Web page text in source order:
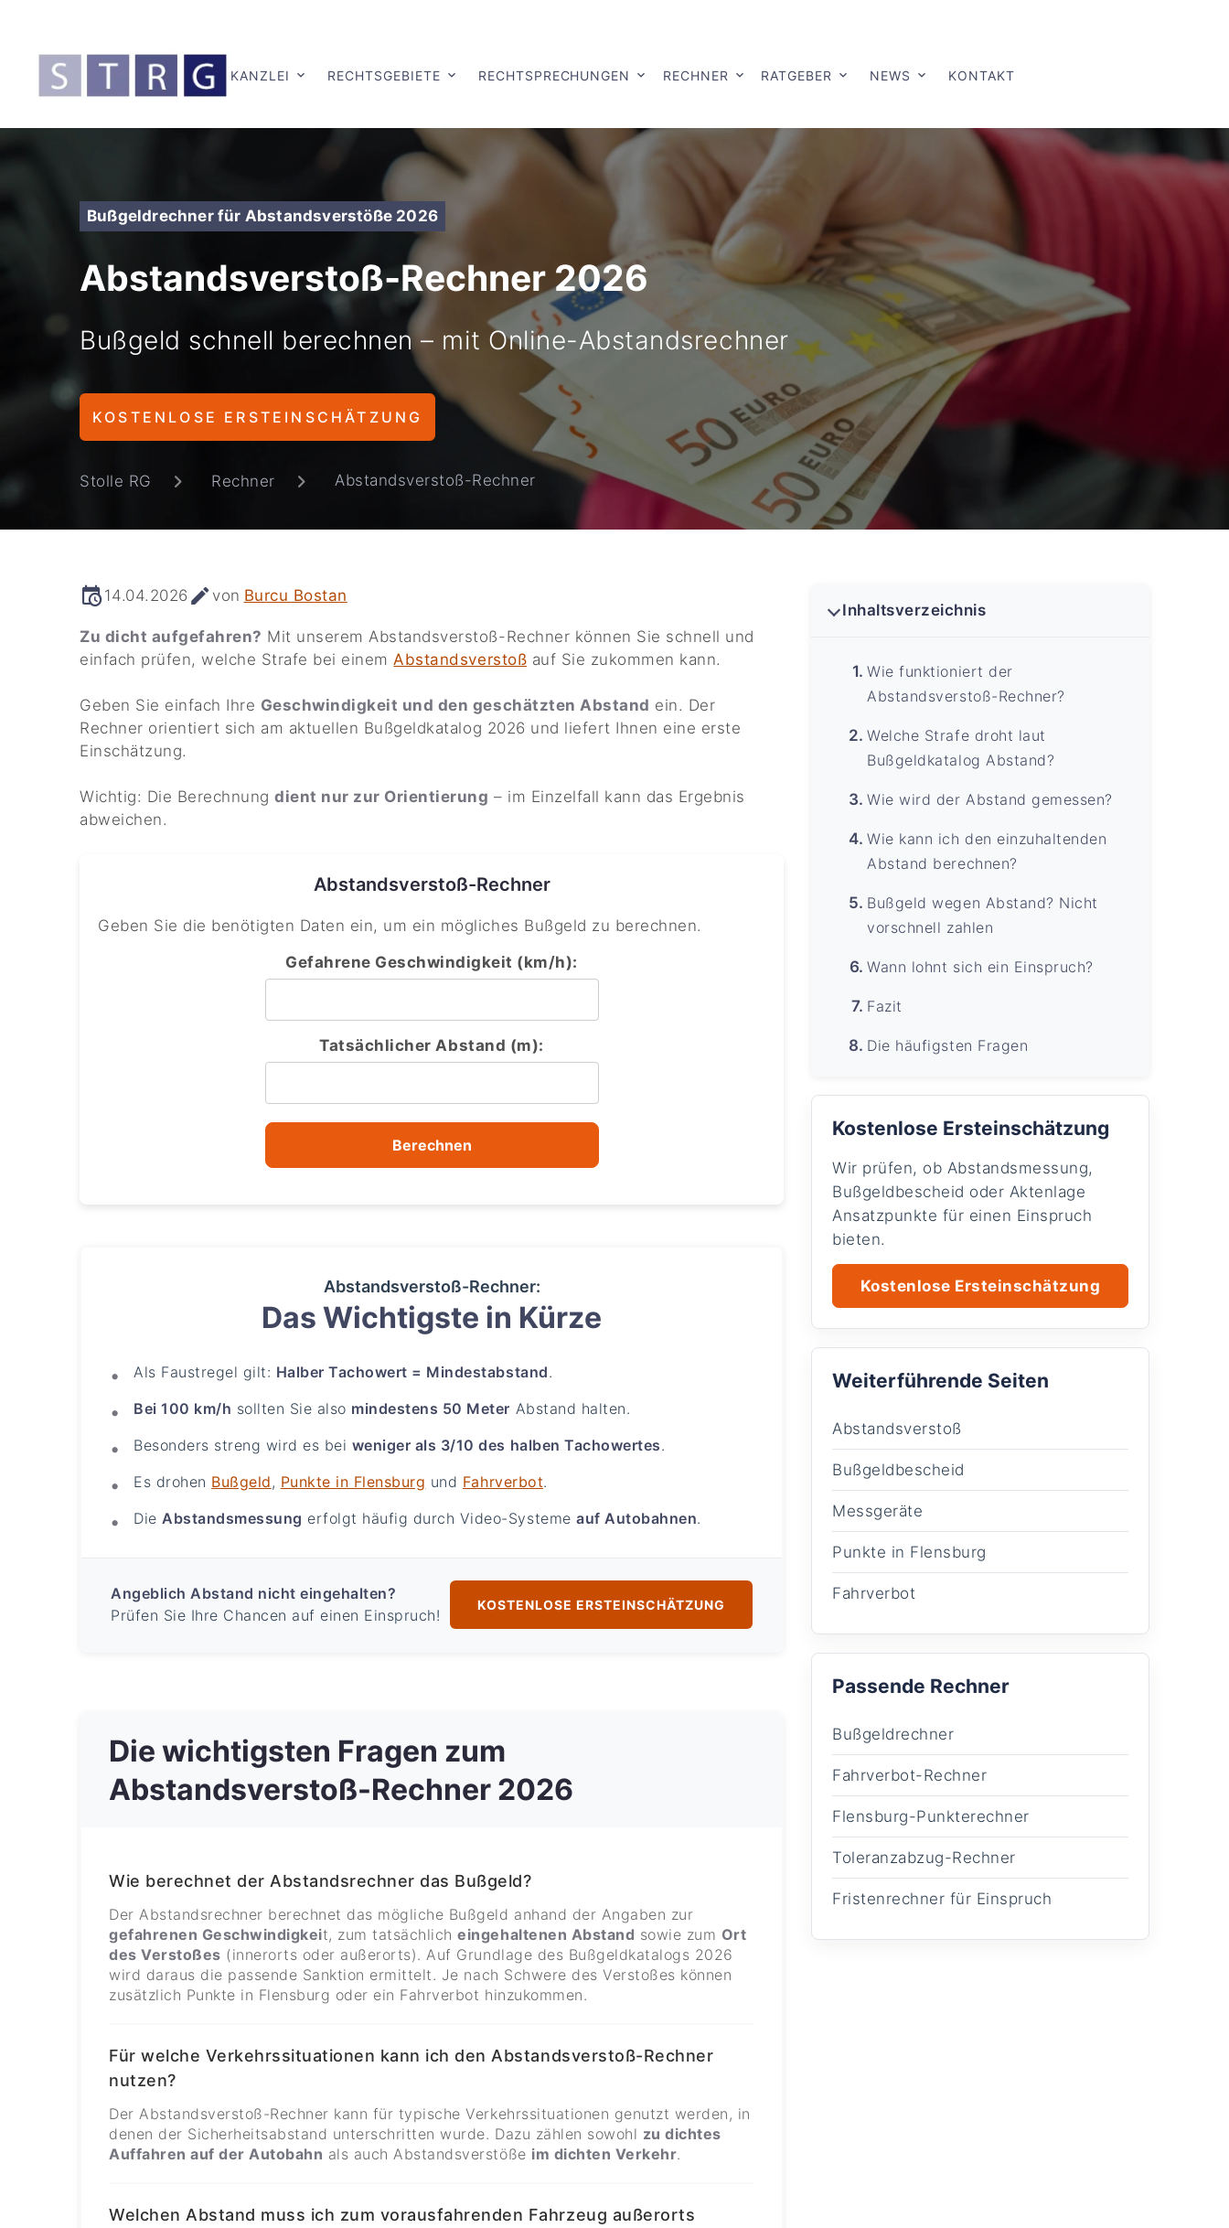
KANZLEI RECHTSGEBIETE RECHTSPRECHUNGEN RECHNER RATGEBER NEWS KONTAKT
Bußgeldrechner für Abstandsverstöße 2026
Abstandsverstoß-Rechner 2026
Bußgeld schnell berechnen – mit Online-Abstandsrechner
KOSTENLOSE ERSTEINSCHÄTZUNG
Stolle RG Rechner Abstandsverstoß-Rechner
14.04.2026 von Burcu Bostan
Zu dicht aufgefahren? Mit unserem Abstandsverstoß-Rechner können Sie schnell und
einfach prüfen, welche Strafe bei einem Abstandsverstoß auf Sie zukommen kann.
Geben Sie einfach Ihre Geschwindigkeit und den geschätzten Abstand ein. Der
Rechner orientiert sich am aktuellen Bußgeldkatalog 2026 und liefert Ihnen eine erste
Einschätzung.
Wichtig: Die Berechnungdient nur zur Orientierung – im Einzelfall kann das Ergebnis
abweichen.
Abstandsverstoß-Rechner
Geben Sie die benötigten Daten ein, um ein mögliches Bußgeld zu berechnen.
Gefahrene Geschwindigkeit (km/h):
Tatsächlicher Abstand (m):
Berechnen
Abstandsverstoß-Rechner:
Das Wichtigste in Kürze
Als Faustregel gilt: Halber Tachowert = Mindestabstand.
Bei 100 km/h sollten Sie also mindestens 50 Meter Abstand halten.
Besonders streng wird es bei weniger als 3/10 des halben Tachowertes.
Es drohen Bußgeld , Punkte in Flensburg und Fahrverbot.
Die Abstandsmessung erfolgt häufig durch Video-Systemeauf Autobahnen.
Angeblich Abstand nicht eingehalten?
Prüfen Sie Ihre Chancen auf einen Einspruch!
KOSTENLOSE ERSTEINSCHÄTZUNG
Die wichtigsten Fragen zum
Abstandsverstoß-Rechner 2026
Wie berechnet der Abstandsrechner das Bußgeld?
Der Abstandsrechner berechnet das mögliche Bußgeld anhand der Angaben zur
gefahrenen Geschwindigkeit, zum tatsächlicheingehaltenen Abstand sowie zum Ort
des Verstoßes (innerorts oder außerorts). Auf Grundlage des Bußgeldkatalogs 2026
wird daraus die passende Sanktion ermittelt. Je nach Schwere des Verstoßes können
zusätzlich Punkte in Flensburg oder ein Fahrverbot hinzukommen.
Für welche Verkehrssituationen kann ich den Abstandsverstoß-Rechner
nutzen?
Der Abstandsverstoß-Rechner kann für typische Verkehrssituationen genutzt werden, in
denen der Sicherheitsabstand unterschritten wurde. Dazu zählen sowohl zu dichtes
Auffahren auf der Autobahn als auch Abstandsverstöße im dichten Verkehr.
Welchen Abstand muss ich zum vorausfahrenden Fahrzeug außerorts
Inhaltsverzeichnis
Wie funktioniert der
Abstandsverstoß-Rechner?
Welche Strafe droht laut
Bußgeldkatalog Abstand?
Wie wird der Abstand gemessen?
Wie kann ich den einzuhaltenden
Abstand berechnen?
Bußgeld wegen Abstand? Nicht
vorschnell zahlen
Wann lohnt sich ein Einspruch?
Fazit
Die häufigsten Fragen
Kostenlose Ersteinschätzung
Wir prüfen, ob Abstandsmessung,
Bußgeldbescheid oder Aktenlage
Ansatzpunkte für einen Einspruch
bieten.
Kostenlose Ersteinschätzung
Weiterführende Seiten
Abstandsverstoß
Bußgeldbescheid
Messgeräte
Punkte in Flensburg
Fahrverbot
Passende Rechner
Bußgeldrechner
Fahrverbot-Rechner
Flensburg-Punkterechner
Toleranzabzug-Rechner
Fristenrechner für Einspruch